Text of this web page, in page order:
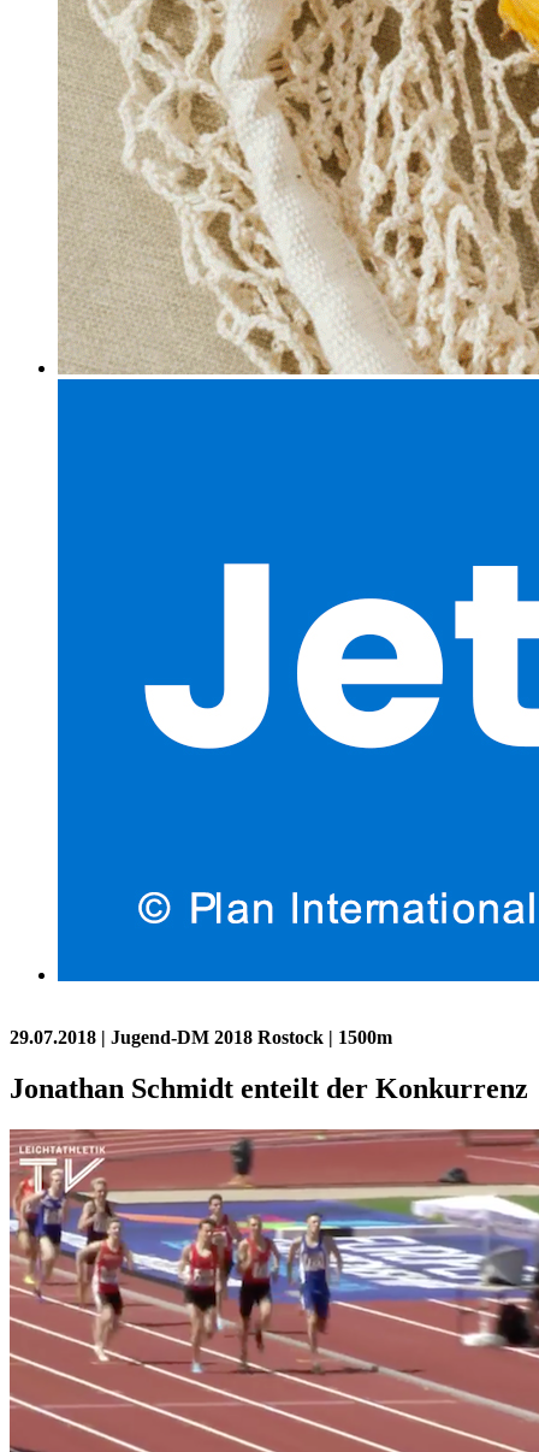
29.07.2018 | Jugend-DM 2018 Rostock | 1500m
Jonathan Schmidt enteilt der Konkurrenz